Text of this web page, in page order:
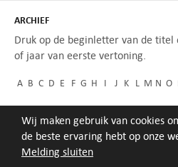
Melding sluiten
Wij maken gebruik van cookies
de beste ervaring hebt op onze
ARCHIEF
Druk op de beginletter van de titel
of jaar van eerste vertoning.
A B C D E F G H I J K L M N O